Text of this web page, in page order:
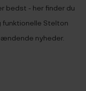
bedst - her finder du
funktionelle Stelton
nyheder.